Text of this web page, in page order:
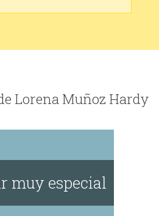
Lorena Muñoz Hardy
muy especial